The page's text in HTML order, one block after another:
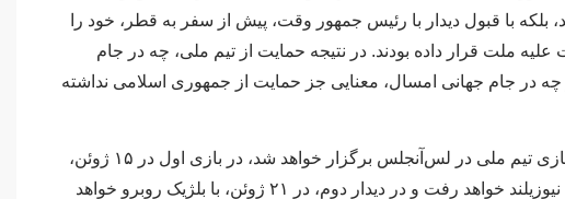
بلکه با قبول دیدار با رئیس جمهور وقت، پیش از سفر به قطر، خود را
ملت قرار داده بودند. در نتیجه حمایت از تیم ملی، چه در جام
در جام جهانی امسال، معنایی جز حمایت از جمهوری اسلامی نداشته
دو بازی از سه بازی تیم ملی در لس‌آنجلس برگزار خواهد شد، در بازی اول در ۱۵ ژوئن،
ایران به مصاف نیوزیلند خواهد رفت و در دیدار دوم، در ۲۱ ژوئن، با بلژیک روبرو خواهد